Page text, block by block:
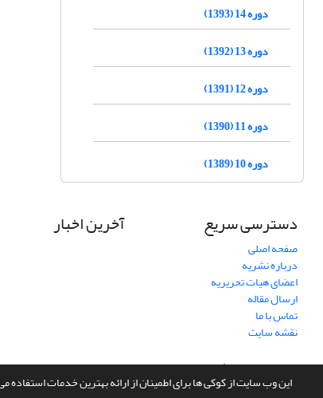
این وب سایت از کوکی ها برای اطمینان از ارائه بهترین خدمات استفاده
دوره 14 (1393)
دوره 13 (1392)
دوره 12 (1391)
دوره 11 (1390)
دوره 10 (1389)
دسترسی سریع
صفحه اصلی
درباره نشریه
اعضای هیات تحریریه
ارسال مقاله
تماس با ما
نقشه سایت
آخرین اخبار
سامانه مدیریت نشریات علمی.طراحی و پیاده سازی ازسیناوب